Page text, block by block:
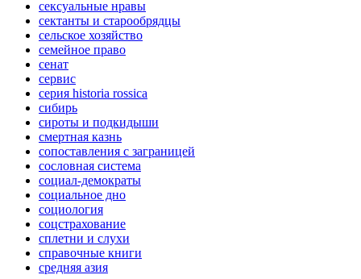
сексуальные нравы
сектанты и старообрядцы
сельское хозяйство
семейное право
сенат
сервис
серия historia rossica
сибирь
сироты и подкидыши
смертная казнь
сопоставления с заграницей
сословная система
социал-демократы
социальное дно
социология
соцстрахование
сплетни и слухи
справочные книги
средняя азия